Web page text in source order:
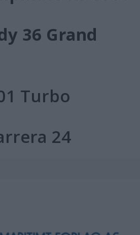
36 Grand
Turbo
24